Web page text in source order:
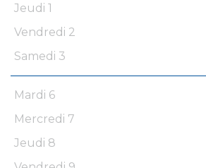
Jeudi 1
Vendredi 2
Samedi 3
Mardi 6
Mercredi 7
Jeudi 8